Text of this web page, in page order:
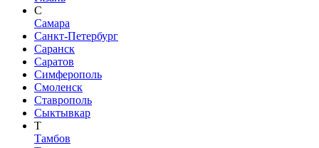
С
Самара
Санкт-Петербург
Саранск
Саратов
Симферополь
Смоленск
Ставрополь
Сыктывкар
Т
Тамбов